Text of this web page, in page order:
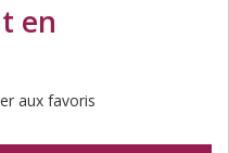
en
aux favoris